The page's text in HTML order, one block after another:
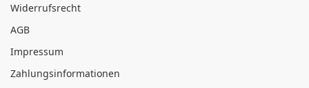
Widerrufsrecht
AGB
Impressum
Zahlungsinformationen